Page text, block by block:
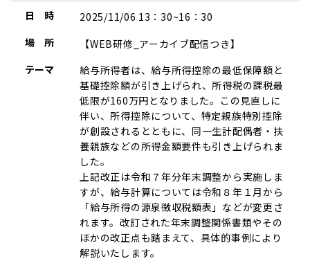
日 時
2025/11/06 13：30~16：30
場 所
【WEB研修_アーカイブ配信つき】
テーマ
給与所得者は、給与所得控除の最低保障額と
基礎控除額が引き上げられ、所得税の課税最
低限が160万円となりました。この見直しに
伴い、所得控除について、特定親族特別控除
が創設されるとともに、同一生計配偶者・扶
養親族などの所得金額要件も引き上げられま
した。
上記改正は令和７年分年末調整から実施しま
すが、給与計算については令和８年１月から
「給与所得の源泉徴収税額表」などが変更さ
れます。改訂された年末調整関係書類やその
ほかの改正点も踏まえて、具体的事例により
解説いたします。